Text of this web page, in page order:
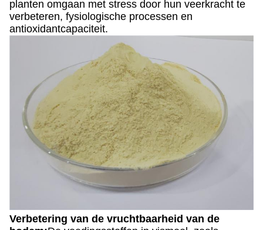
planten omgaan met stress door hun veerkracht te
verbeteren, fysiologische processen en
antioxidantcapaciteit.
Verbetering van de vruchtbaarheid van de